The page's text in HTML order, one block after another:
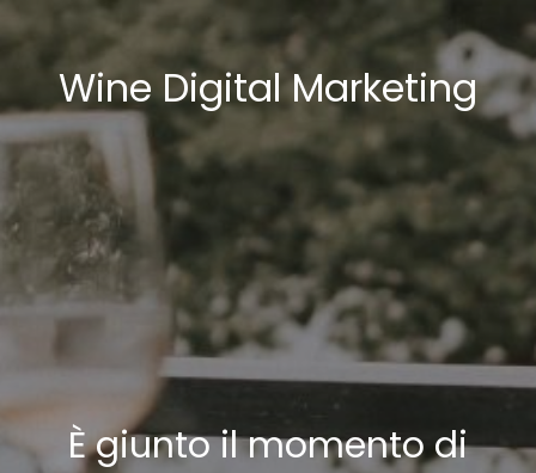
Wine Digital Marketing
È giunto il momento di